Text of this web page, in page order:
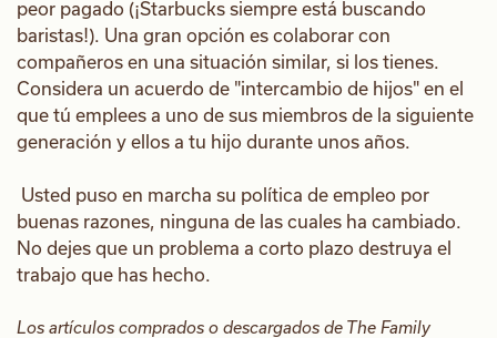
peor pagado (¡Starbucks siempre está buscando
baristas!). Una gran opción es colaborar con
compañeros en una situación similar, si los tienes.
Considera un acuerdo de "intercambio de hijos" en el
que tú emplees a uno de sus miembros de la siguiente
generación y ellos a tu hijo durante unos años.
Usted puso en marcha su política de empleo por
buenas razones, ninguna de las cuales ha cambiado.
No dejes que un problema a corto plazo destruya el
trabajo que has hecho.
Los artículos comprados o descargados de The Family